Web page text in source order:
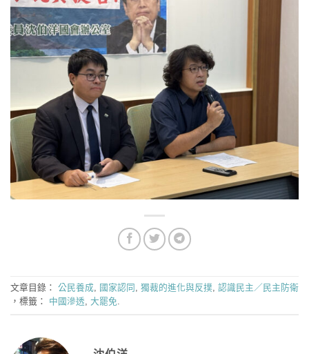
文章目錄： 公民養成, 國家認同 , 獨裁的進化與反撲, 認識民主／民主防衛
，標籤： 中國滲透, 大罷免.